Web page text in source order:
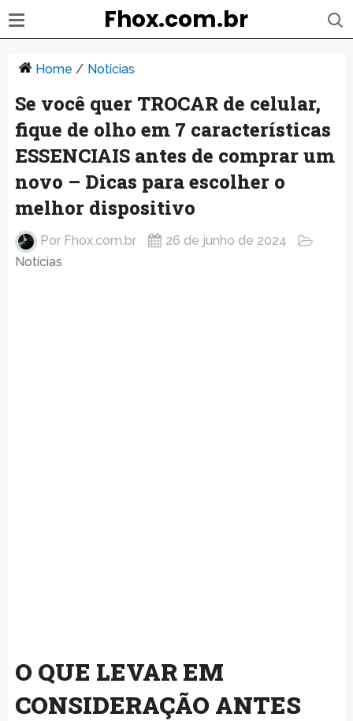
Fhox.com.br
Home / Notícias
Se você quer TROCAR de celular,
fique de olho em 7 características
ESSENCIAIS antes de comprar um
novo – Dicas para escolher o
melhor dispositivo
Por Fhox.com.br
26 de junho de 2024
Notícias
O QUE LEVAR EM
CONSIDERAÇÃO ANTES